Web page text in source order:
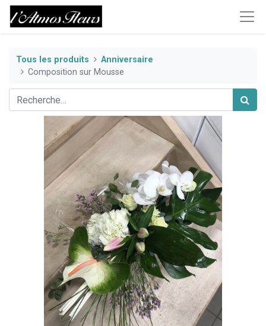
Tous les produits
Anniversaire
Composition sur Mousse